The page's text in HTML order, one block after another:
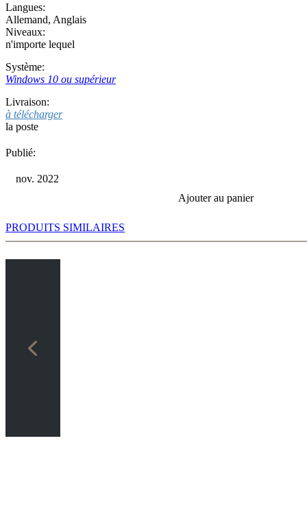
Langues:
Allemand, Anglais
Niveaux:
n'importe lequel
Système:
Windows 10 ou supérieur
Livraison:
à télécharger
la poste
Publié:
nov. 2022
Ajouter au panier
PRODUITS SIMILAIRES